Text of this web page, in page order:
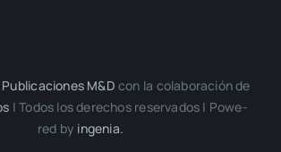
Publi­ca­cio­nes M&D con la cola­bo­ra­ción de
| Todos los dere­chos reser­va­dos | Powe­
red by inge­nia.